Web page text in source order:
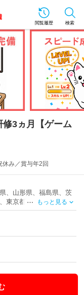
閲覧履歴 検索
3ヵ月【ゲーム
休み／賞与年2回
、山形県、福島県、茨
東京都、神奈川県、富
長野県、岐阜県、静岡
阪府、兵庫県、奈良
広島県、山口県、徳島
賀県、長崎県、熊本
もっと見る